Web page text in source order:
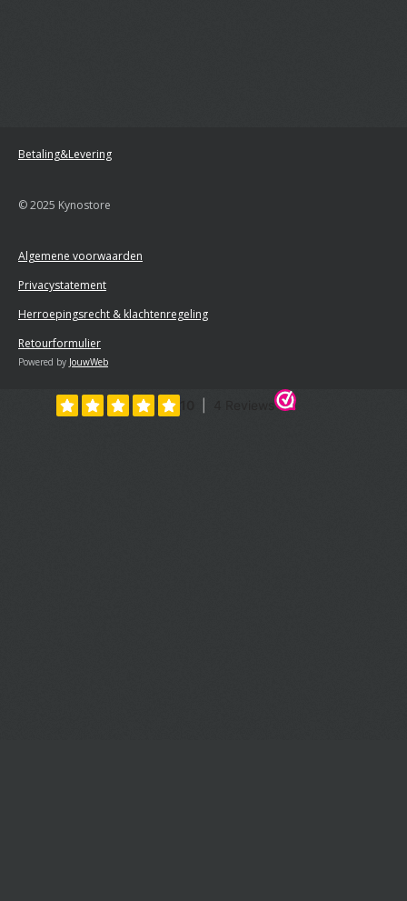
Betaling&Levering
© 2025 Kynostore
Algemene voorwaarden
Privacystatement
Herroepingsrecht & klachtenregeling
Retourformulier
Powered by JouwWeb